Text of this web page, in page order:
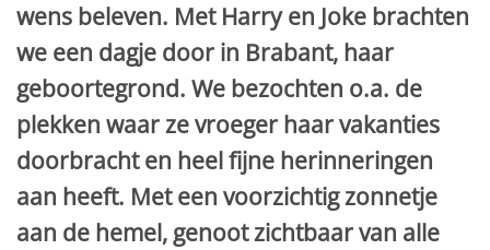
wens beleven. Met Harry en Joke brachten
we een dagje door in Brabant, haar
geboortegrond. We bezochten o.a. de
plekken waar ze vroeger haar vakanties
doorbracht en heel fijne herinneringen
aan heeft. Met een voorzichtig zonnetje
aan de hemel, genoot zichtbaar van alle